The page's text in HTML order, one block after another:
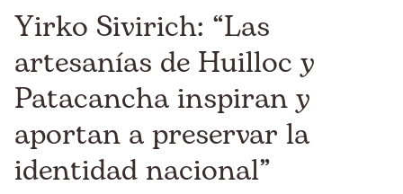
Yirko Sivirich: “Las
artesanías de Huilloc y
Patacancha inspiran y
aportan a preservar la
identidad nacional”